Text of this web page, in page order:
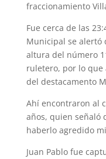
fraccionamiento
Fue cerca de las
Municipal se alertó
altura del número
ruletero, por lo que
del destacamento
Ahí encontraron al
años, quien señaló
haberlo agredido
Juan Pablo fue